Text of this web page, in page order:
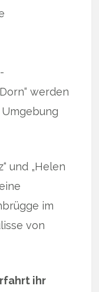
werden
und „Helen
im
von
ihr